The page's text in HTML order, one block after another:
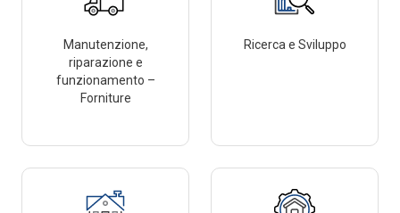
Manutenzione,
riparazione e
funzionamento –
Forniture
Ricerca e Sviluppo